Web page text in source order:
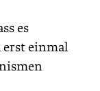
es
einmal